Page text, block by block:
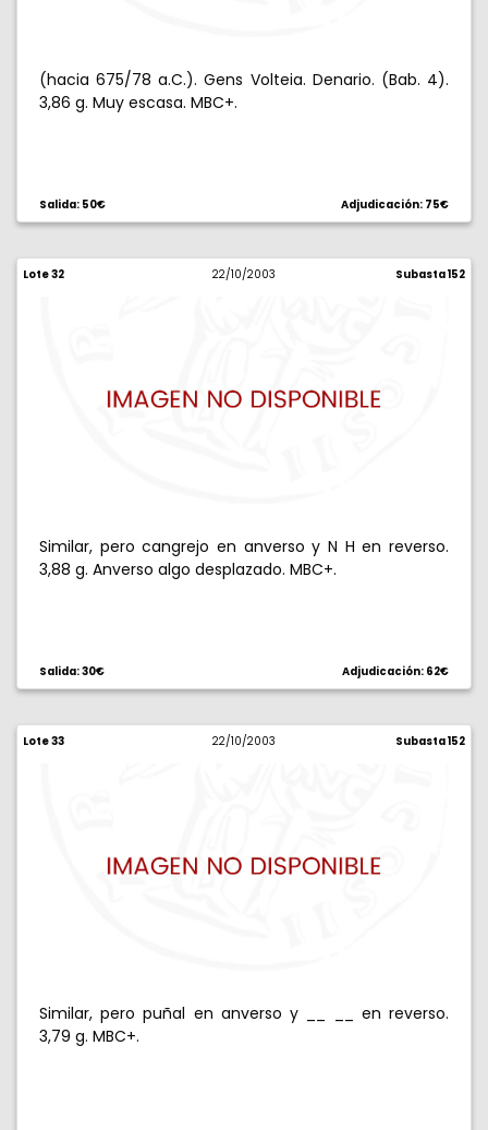
(hacia 675/78 a.C.). Gens Volteia. Denario. (Bab. 4).
3,86 g. Muy escasa. MBC+.
Salida: 50€ Adjudicación: 75€
Lote 32 22/10/2003 Subasta 152
Similar, pero cangrejo en anverso y N H en reverso.
3,88 g. Anverso algo desplazado. MBC+.
Salida: 30€ Adjudicación: 62€
Lote 33 22/10/2003 Subasta 152
Similar, pero puñal en anverso y __ __ en reverso.
3,79 g. MBC+.